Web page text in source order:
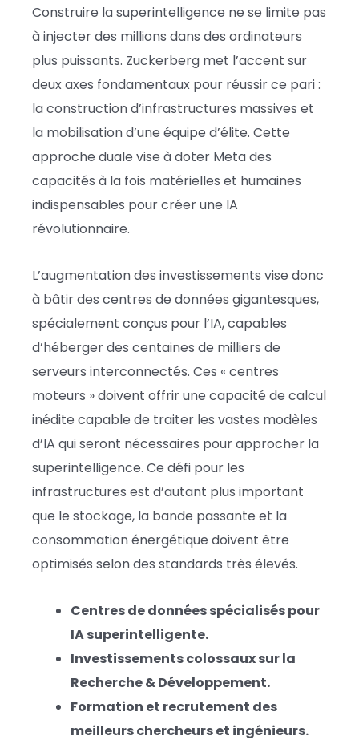
Construire la superintelligence ne se limite pas
à injecter des millions dans des ordinateurs
plus puissants. Zuckerberg met l’accent sur
deux axes fondamentaux pour réussir ce pari :
la construction d’infrastructures massives et
la mobilisation d’une équipe d’élite. Cette
approche duale vise à doter Meta des
capacités à la fois matérielles et humaines
indispensables pour créer une IA
révolutionnaire.
L’augmentation des investissements vise donc
à bâtir des centres de données gigantesques,
spécialement conçus pour l’IA, capables
d’héberger des centaines de milliers de
serveurs interconnectés. Ces « centres
moteurs » doivent offrir une capacité de calcul
inédite capable de traiter les vastes modèles
d’IA qui seront nécessaires pour approcher la
superintelligence. Ce défi pour les
infrastructures est d’autant plus important
que le stockage, la bande passante et la
consommation énergétique doivent être
optimisés selon des standards très élevés.
Centres de données spécialisés pour
IA superintelligente.
Investissements colossaux sur la
Recherche & Développement.
Formation et recrutement des
meilleurs chercheurs et ingénieurs.